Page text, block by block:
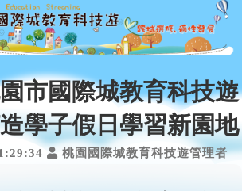
市國際城教育科技遊
學子假日學習新園地
桃園國際城教育科技遊管理者